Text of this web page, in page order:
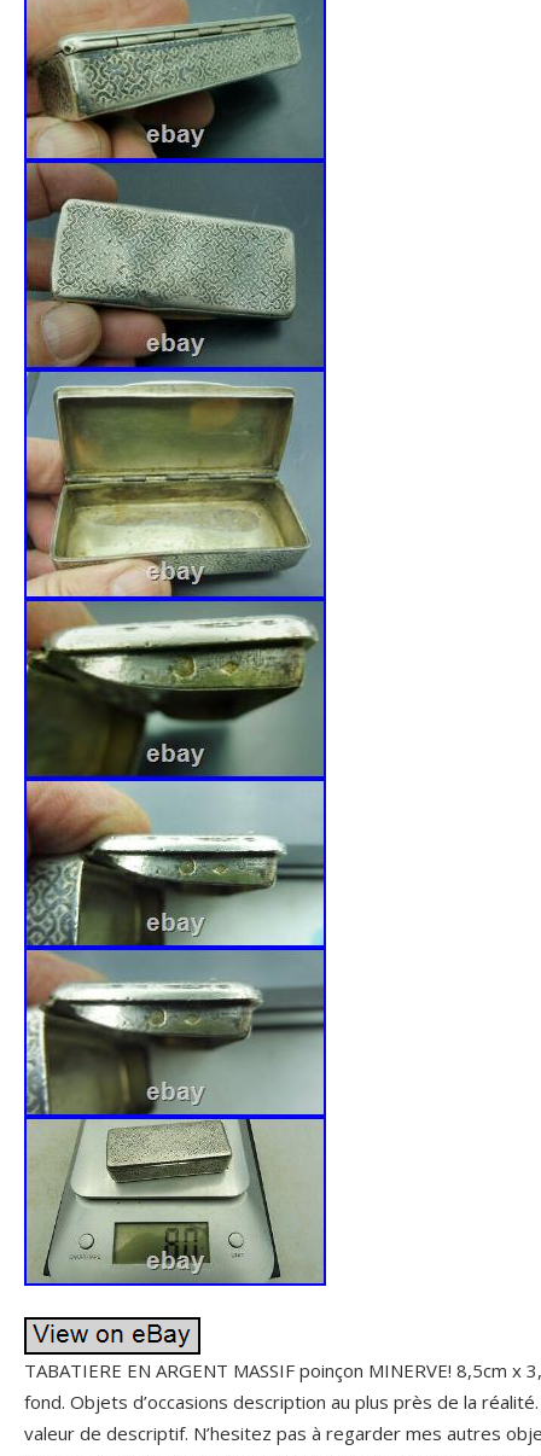
TABATIERE EN ARGENT MASSIF poinçon MINERVE! 8,5cm
fond. Objets d’occasions description au plus près de la
valeur de descriptif. N’hesitez pas à regarder mes autres